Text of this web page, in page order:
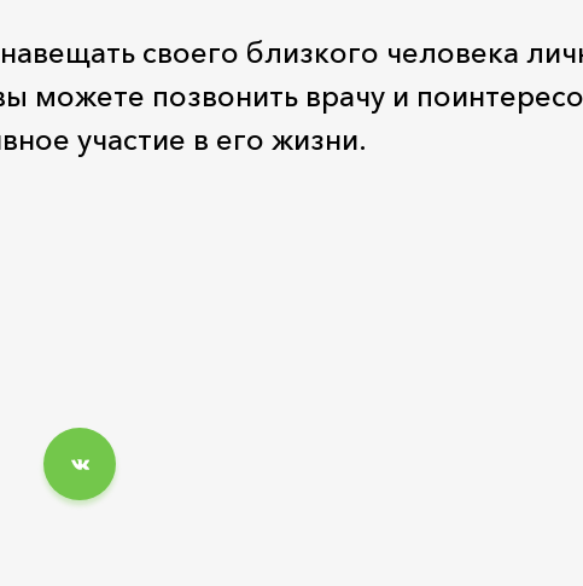
своего близкого человека
можете позвонить врачу и
участие в его жизни.